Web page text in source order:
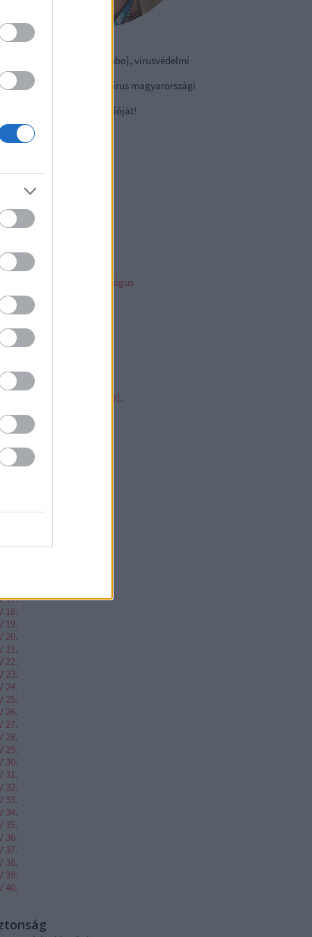
Darab István [Rambo], vírusvédelmi
Kft., a NOD32 antivírus magyarországi
próbaverzióját!
archiv
archívum
linkz
Éva gyermekpszichológus
vagyonvédelem
a tech
Balázs
Zsolt @Mp3Pintyo
cikkz
Varázslatos Világa 01.
03.
04.
05.
06.
10.
13.
17.
18.
19.
20.
21.
22.
23.
24.
25.
26.
27.
28.
29.
30.
31.
32.
33.
34.
35.
36.
37.
38.
39.
40.